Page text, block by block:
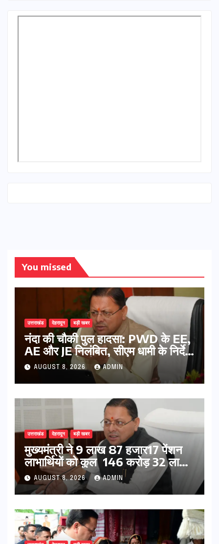
You missed
उत्तराखंड देहरादून बड़ी खबर
नंदा की चौकी पुल हादसा: PWD के EE,
AE और JE निलंबित, सीएम धामी के निर्देश
पर सख्त कार्रवाई
AUGUST 8, 2026 ADMIN
उत्तराखंड देहरादून बड़ी खबर
मुख्यमंत्री ने 9 लाख 87 हजार17 पेंशन
लाभार्थियों को कुल 146 करोड़ 32 लाख
की पेंशन राशि का किया भुगतान
AUGUST 8, 2026 ADMIN